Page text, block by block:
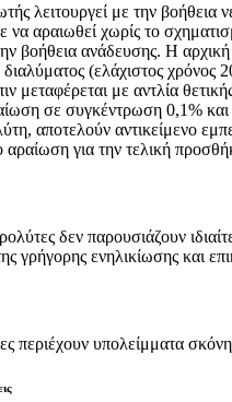
λειτουργεί με την βοήθεια
αραιωθεί χωρίς το
βοήθεια ανάδευσης. Η αρχική
(ελάχιστος χρόνος
μεταφέρεται με αντλία
σε συγκέντρωση 0,1%
αποτελούν αντικείμενο
αραίωση για την τελική
δεν παρουσιάζουν
γρήγορης ενηλικίωσης και
περιέχουν υπολείμματα